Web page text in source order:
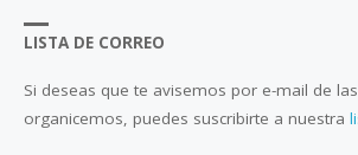
LISTA DE CORREO
Si deseas que te avisemos por e-mail de
organicemos, puedes suscribirte a nuestra